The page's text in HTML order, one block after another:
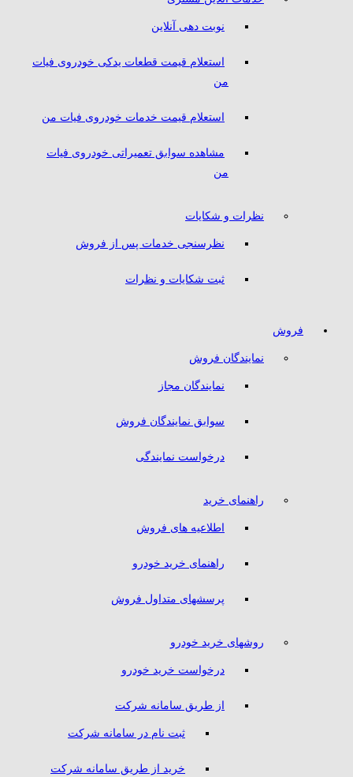
نوبت دهی آنلاین
استعلام قیمت قطعات یدکی خودروی فیات
من
استعلام قیمت خدمات خودروی فیات من
مشاهده سوابق تعمیراتی خودروی فیات
من
نظرات و شکایات
نظرسنجی خدمات پس از فروش
ثبت شکایات و نظرات
فروش
نمایندگان فروش
نمایندگان مجاز
سوابق نمایندگان فروش
درخواست نمایندگی
راهنمای خرید
اطلاعیه های فروش
راهنمای خرید خودرو
پرسشهای متداول فروش
روشهای خرید خودرو
درخواست خرید خودرو
از طریق سامانه شرکت
ثبت نام در سامانه شرکت
خرید از طریق سامانه شرکت